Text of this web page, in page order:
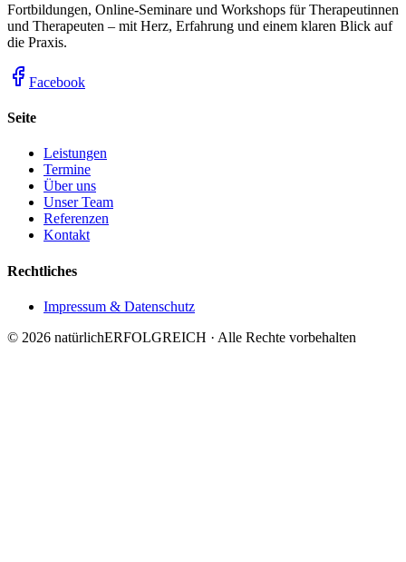
Fortbildungen, Online-Seminare und Workshops für Therapeutinnen
und Therapeuten – mit Herz, Erfahrung und einem klaren Blick auf
die Praxis.
Facebook
Seite
Leistungen
Termine
Über uns
Unser Team
Referenzen
Kontakt
Rechtliches
Impressum & Datenschutz
© 2026 natürlichERFOLGREICH · Alle Rechte vorbehalten